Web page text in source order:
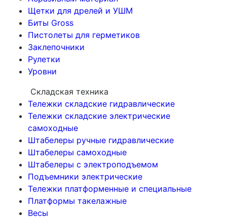
Щетки для дрелей и УШМ
Биты Gross
Пистолеты для герметиков
Заклепочники
Рулетки
Уровни
Складская техника
Тележки складские гидравлические
Тележки складские электрические
самоходные
Штабелеры ручные гидравлические
Штабелеры самоходные
Штабелеры с электроподъемом
Подъемники электрические
Тележки платформенные и специальные
Платформы такелажные
Весы